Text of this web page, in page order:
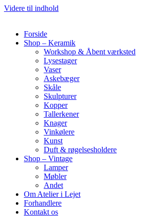
Videre til indhold
Forside
Shop – Keramik
Workshop & Åbent værksted
Lysestager
Vaser
Askebæger
Skåle
Skulpturer
Kopper
Tallerkener
Knager
Vinkølere
Kunst
Duft & røgelsesholdere
Shop – Vintage
Lamper
Møbler
Andet
Om Atelier i Lejet
Forhandlere
Kontakt os